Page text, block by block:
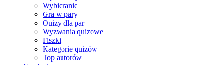
Wybieranie
Gra w pary
Quizy dla par
Wyzwania quizowe
Fiszki
Kategorie quizów
Top autorów